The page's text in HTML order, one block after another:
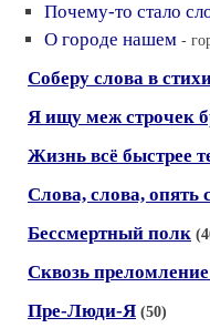
Почему-то стало
О городе нашем -
Соберу слова в
Я ищу меж строчек
Жизнь всё быстрее
Слова, слова, опять
Бессмертный полк
Сквозь
Пре-Люди-Я (50)